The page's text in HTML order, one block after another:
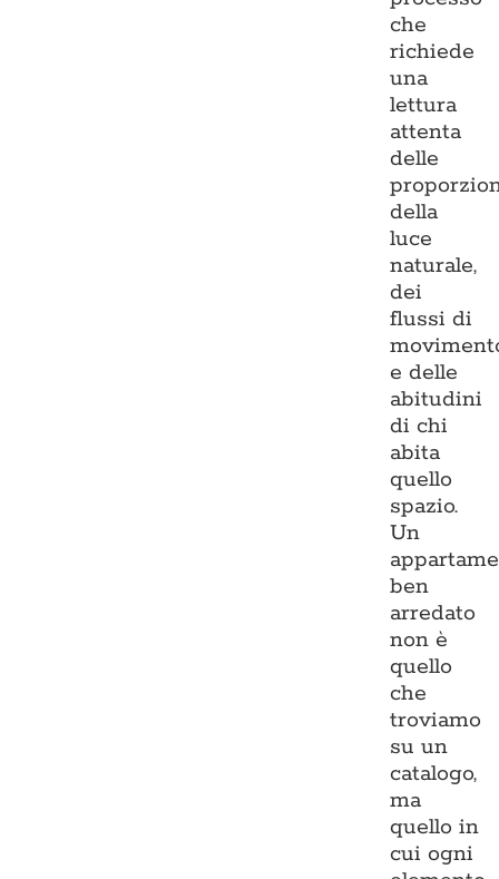
che
richiede
una
lettura
attenta
delle
della
luce
naturale,
dei
flussi di
e delle
abitudini
di chi
abita
quello
spazio.
Un
ben
arredato
non è
quello
che
troviamo
su un
catalogo,
ma
quello in
cui ogni